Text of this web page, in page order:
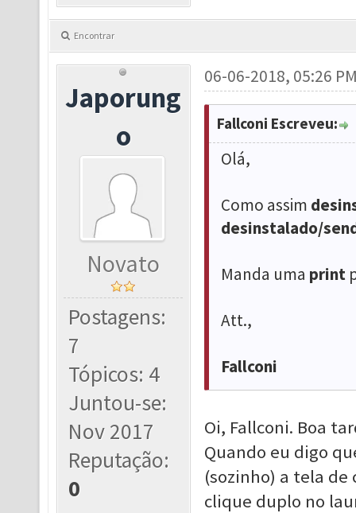
Encontrar
Japorung
o
Novato
Postagens:
7
Tópicos: 4
Juntou-se:
Nov 2017
Reputação:
0
06-06-2018, 05:26
Fallconi Escreveu:
Olá,
Como assim
desinstalado/
Manda uma print
Att.,
Fallconi
Oi, Fallconi. Boa
Quando eu digo
(sozinho) a tela
clique duplo no